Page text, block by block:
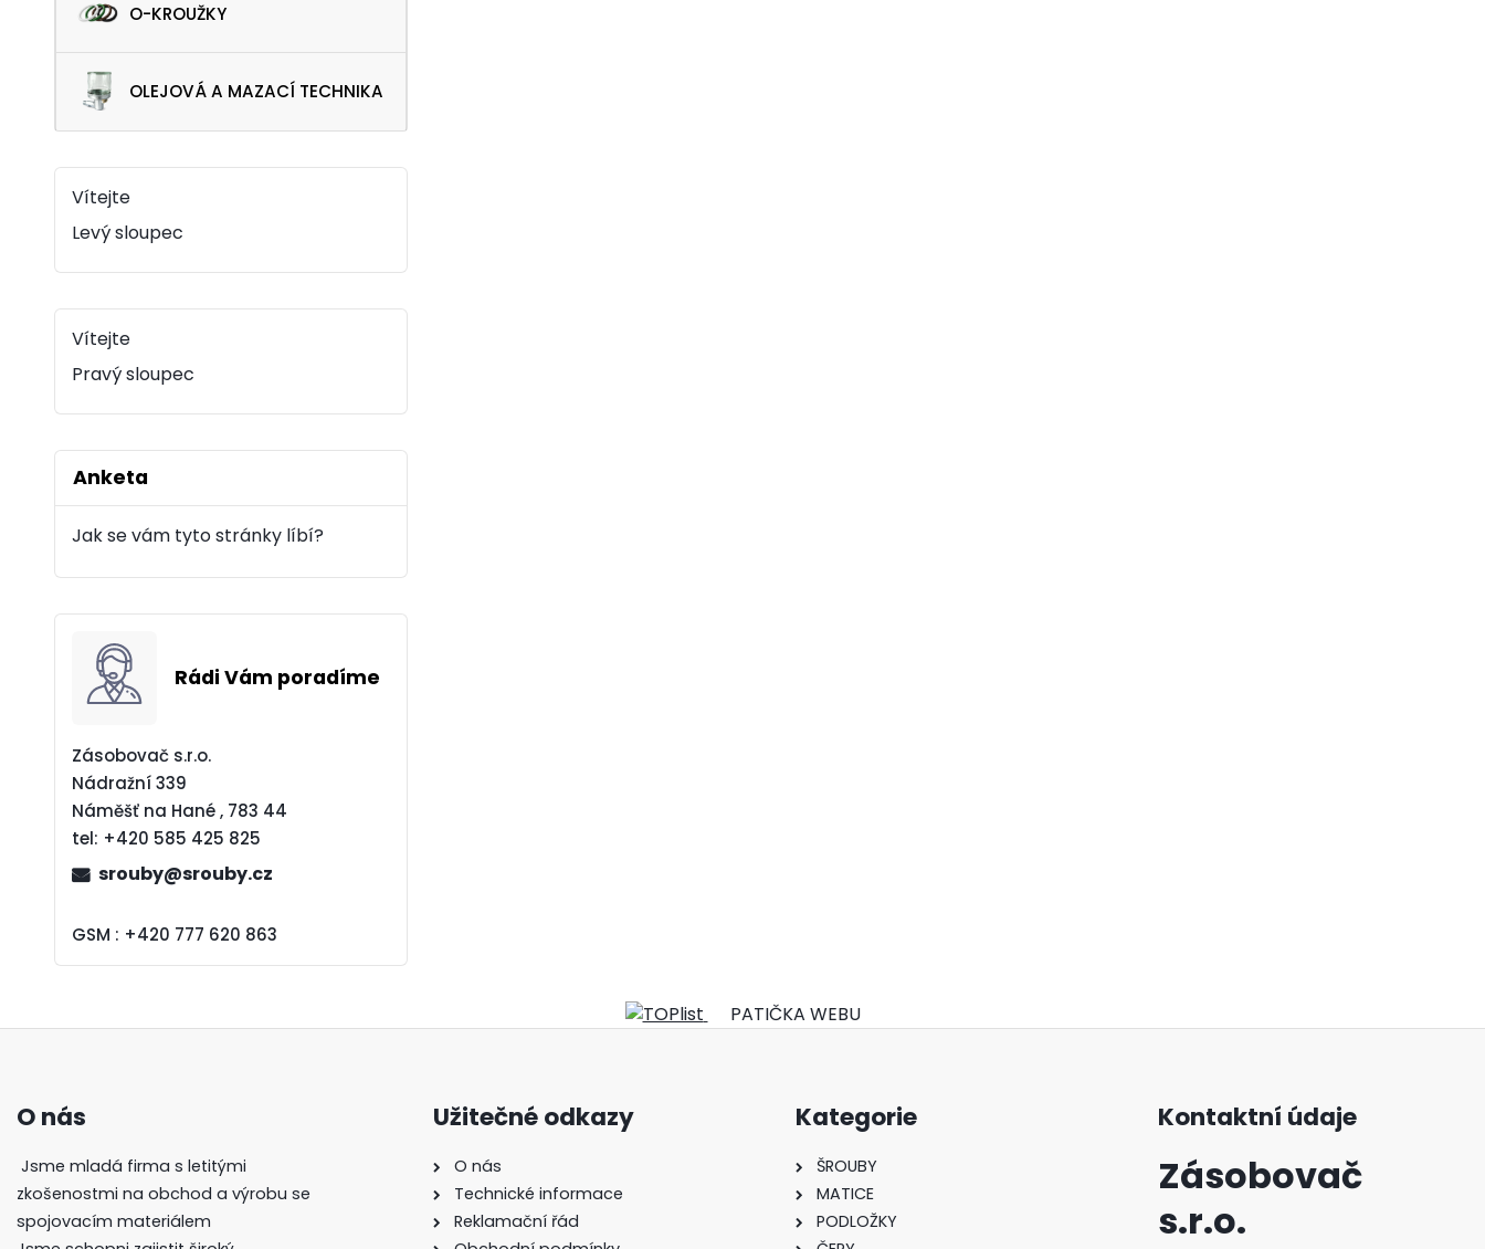
O-KROUŽKY
OLEJOVÁ A MAZACÍ TECHNIKA
Vítejte
Levý sloupec
Vítejte
Pravý sloupec
Anketa
Jak se vám tyto stránky líbí?
Rádi Vám poradíme
Zásobovač s.r.o.
Nádražní 339
Náměšť na Hané , 783 44
tel: +420 585 425 825
srouby@srouby.cz
GSM : +420 777 620 863
PATIČKA WEBU
O nás
Jsme mladá firma s letitými
zkošenostmi na obchod a výrobu se
spojovacím materiálem
Užitečné odkazy
O nás
Technické informace
Reklamační řád
Kategorie
ŠROUBY
MATICE
PODLOŽKY
Kontaktní údaje
Zásobovač
s.r.o.